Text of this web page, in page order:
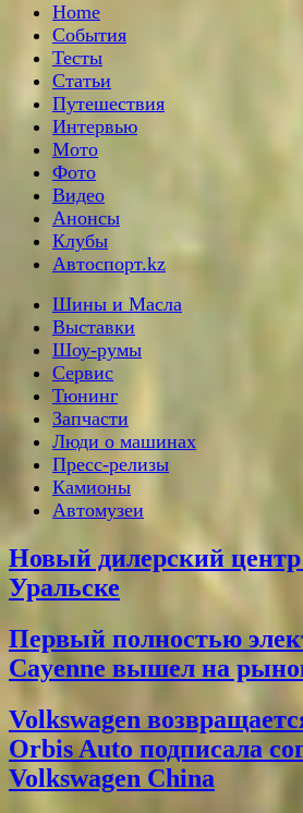
Home
События
Тесты
Статьи
Путешествия
Интервью
Мото
Фото
Видео
Анонсы
Клубы
Автоспорт.kz
Шины и Масла
Выставки
Шоу-румы
Сервис
Тюнинг
Запчасти
Люди о машинах
Пресс-релизы
Камионы
Автомузеи
Новый дилерский
Уральске
Первый полностью
Cayenne вышел на
Volkswagen
Orbis Auto подписала
Volkswagen China